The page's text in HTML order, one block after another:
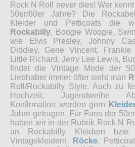
Rock N Roll never dies! Wer
50er/60er Jahre? Die
Kleider und Petticoats die
Rockabilly, Boogie Woogie,
wie Elvis Presley, Johnny
Diddley, Gene Vincent,
Little Richard, Jerry Lee Lewis,
findet die Vintage Mode der
Liebhaber immer öfter sieht man
Roll/Rockabilly Style. Auch zu
Hochzeit, Jugendweihe
Konfirmation werden gern
Jahre getragen. Für Fans der
haben wir in der Rubrik Rock N
an Rockabilly Kleidern bzw.
Vintagekleidern,
Röcke,